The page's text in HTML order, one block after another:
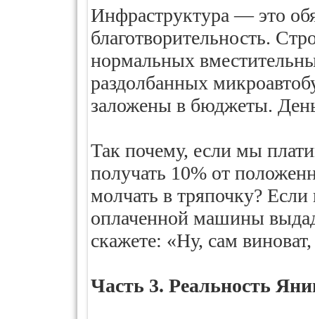
Инфраструктура — это
благотворительность.
нормальных
раздолбанных
заложены в бюджеты.
Так почему, если мы
получать 10% от
молчать в тряпочку? Если
оплаченной машины
скажете: «Ну, сам
Часть 3. Реальность